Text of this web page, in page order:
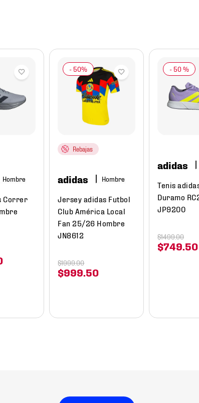
Hombre
Correr
Rebajas
adidas Hombre
Jersey adidas Futbol
Club América Local
Fan 25/26 Hombre
JN8612
$999 50
$1999.00
- 50 %
adidas
Tenis
Duramo
JP9200
$749 50
$1499.00